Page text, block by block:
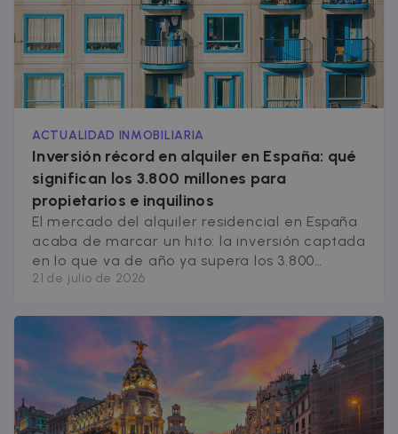
ACTUALIDAD INMOBILIARIA
Inversión récord en alquiler en España: qué
significan los 3.800 millones para
propietarios e inquilinos
El mercado del alquiler residencial en España
acaba de marcar un hito: la inversión captada
en lo que va de año ya supera los 3.800
millones de euros, una cifra histórica y un 36%
importante de ese dinero, 1.600 millones en
año y medio, viene de [&hellip;]
21 de julio de 2026